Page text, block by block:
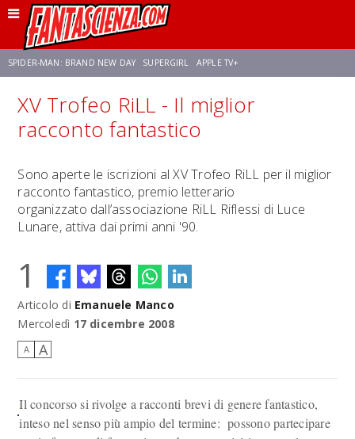
SPIDER-MAN: BRAND NEW DAY SUPERGIRL APPLE TV+
FRANCO RICCIARDIELLO ZENDAYA STAR TREK AVENGERS: DOOMSDAY
XV Trofeo RiLL - Il miglior
racconto fantastico
Sono aperte le iscrizioni al XV Trofeo RiLL per il miglior
racconto fantastico, premio letterario
organizzato dall’associazione RiLL Riflessi di Luce
Lunare, attiva dai primi anni '90.
1
Articolo di Emanuele Manco
Mercoledì 17 dicembre 2008
A A
Il concorso si rivolge a racconti brevi di genere fantastico,
inteso nel senso più ampio del termine: possono partecipare